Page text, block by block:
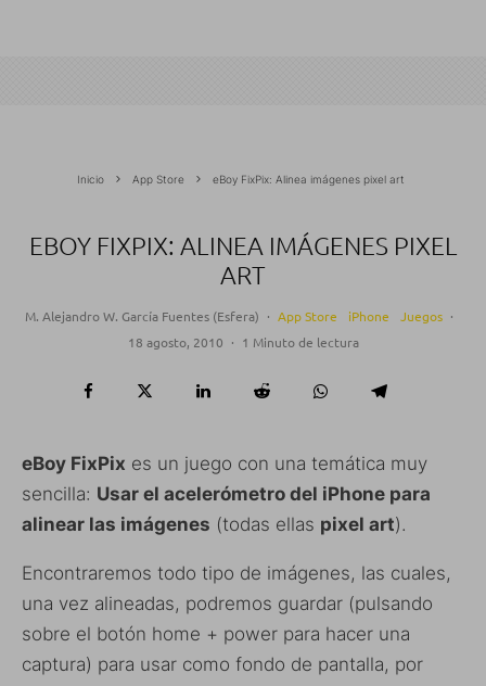
Inicio App Store eBoy FixPix: Alinea imágenes pixel art
EBOY FIXPIX: ALINEA IMÁGENES PIXEL
ART
M. Alejandro W. García Fuentes (Esfera) · App Store iPhone Juegos ·
18 agosto, 2010 · 1 Minuto de lectura
eBoy FixPix es un juego con una temática muy
sencilla: Usar el acelerómetro del iPhone para
alinear las imágenes (todas ellas pixel art).
Encontraremos todo tipo de imágenes, las cuales,
una vez alineadas, podremos guardar (pulsando
sobre el botón home + power para hacer una
captura) para usar como fondo de pantalla, por